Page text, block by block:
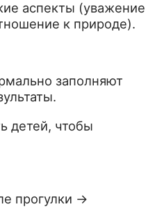
аспекты (уважение
к природе).
заполняют
детей, чтобы
прогулки →